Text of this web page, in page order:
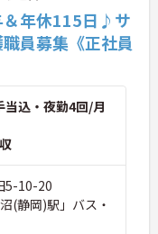
＆年休115日♪サ
員募集《正社員
当込・夜勤4回/月
5-10-20
(静岡)駅」バス・